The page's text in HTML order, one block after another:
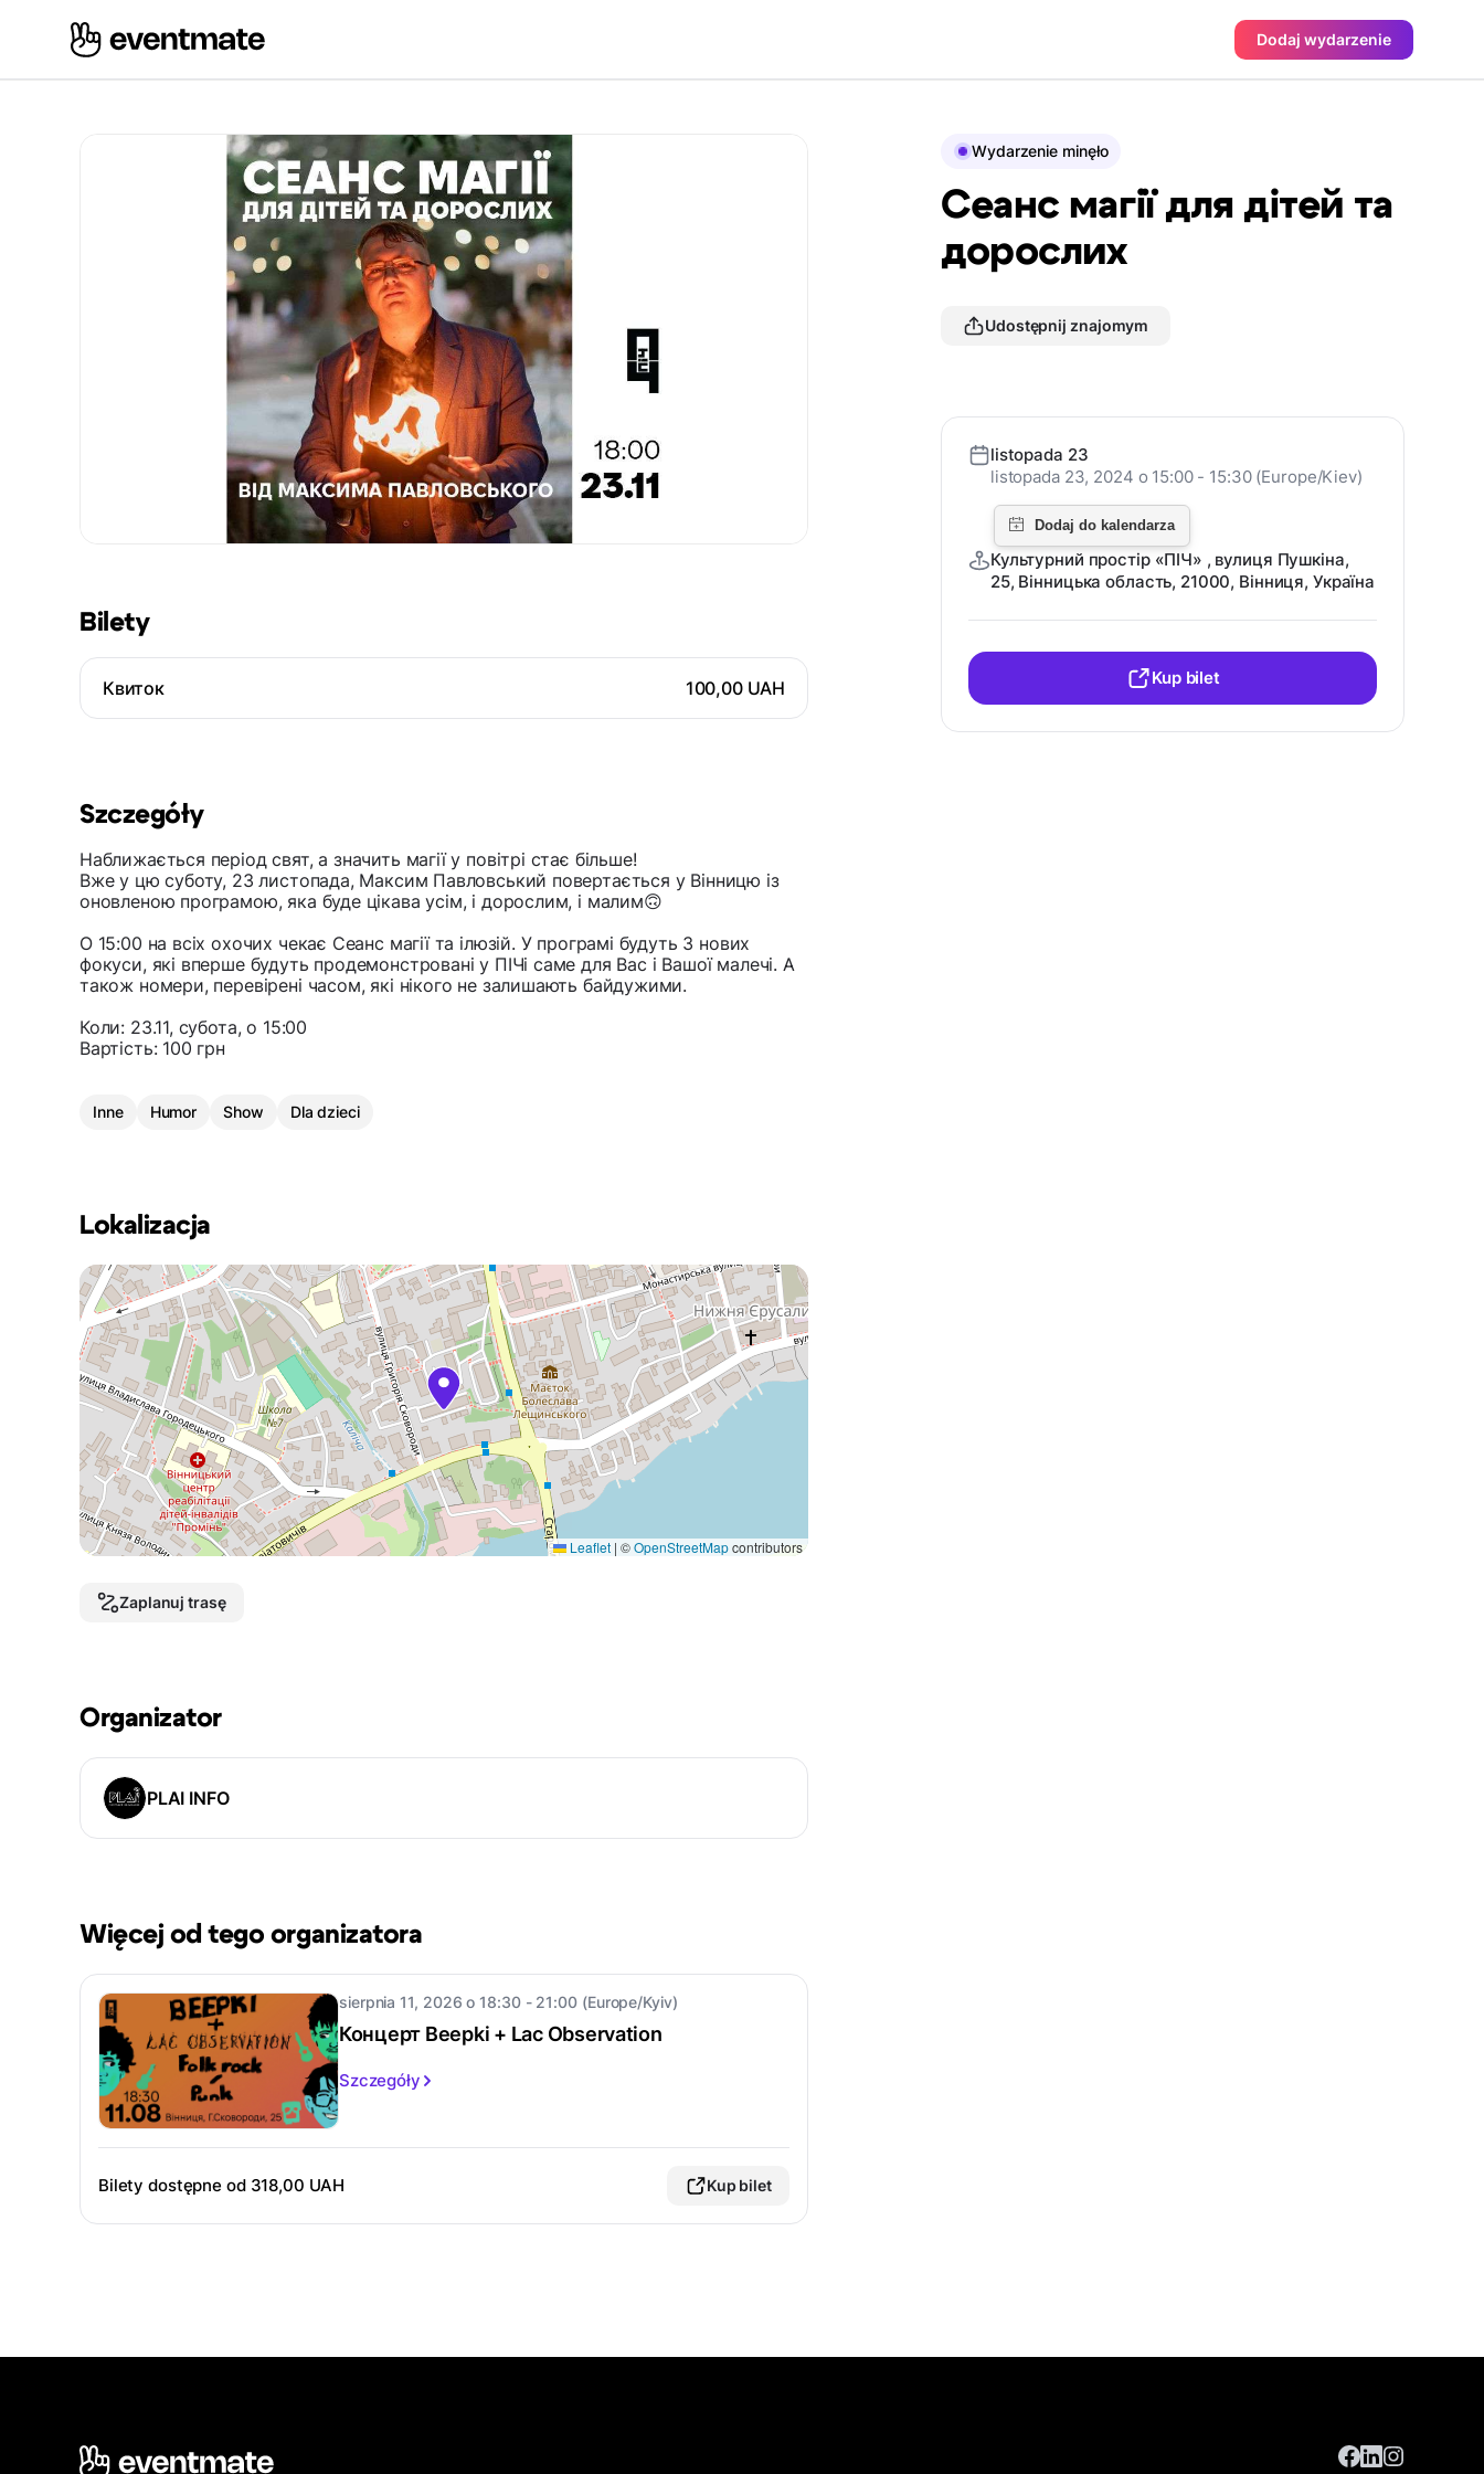
Dodaj wydarzenie
Bilety
Квиток 100,00 UAH
Szczegóły
Наближається період свят, а значить магії у повітрі стає більше!
Вже у цю суботу, 23 листопада, Максим Павловський повертається у Вінницю із
оновленою програмою, яка буде цікава усім, і дорослим, і малим🙃
О 15:00 на всіх охочих чекає Сеанс магії та ілюзій. У програмі будуть 3 нових
фокуси, які вперше будуть продемонстровані у ПІЧі саме для Вас і Вашої малечі. А
також номери, перевірені часом, які нікого не залишають байдужими.
Коли: 23.11, субота, о 15:00
Вартість: 100 грн
Inne Humor Show Dla dzieci
Lokalizacja
Leaflet | ©OpenStreetMapcontributors
Zaplanuj trasę
Organizator
PLAI INFO
Więcej od tego organizatora
sierpnia 11, 2026 o 18:30 - 21:00 (Europe/Kyiv)
Концерт Beepki + Lac Observation
Szczegóły
Bilety dostępne od 318,00 UAH Kup bilet
Wydarzenie minęło
Сеанс магії для дітей та
дорослих
Udostępnij znajomym
listopada 23
listopada 23, 2024 o 15:00 - 15:30 (Europe/Kiev)
Культурний простір «ПІЧ» , вулиця Пушкіна,
25, Вінницька область, 21000, Вінниця, Україна
Kup bilet